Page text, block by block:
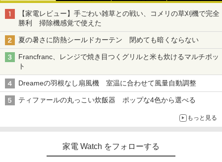
【家電レビュー】手ごわい雑草との戦い、コメリの草刈機で完全
勝利 掃除機感覚で使えた
夏の暑さに防熱シールドカーテン 閉めても暗くならない
Francfranc、レンジで焼き目つくグリルと米も炊けるマルチポッ
ト
Dreameの羽根なし扇風機 室温に合わせて風量自動調整
ティファールの丸っこい炊飯器 ポップな4色から選べる
もっと見る
家電 Watch をフォローする